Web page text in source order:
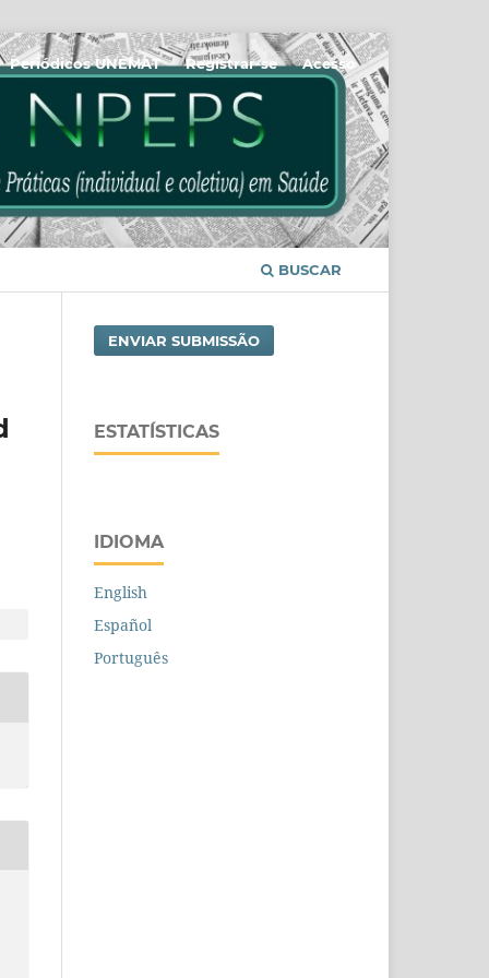
BUSCAR
Periódicos UNEMAT Registrar-se Acesso
ENVIAR SUBMISSÃO
ESTATÍSTICAS
IDIOMA
English
Español
Português